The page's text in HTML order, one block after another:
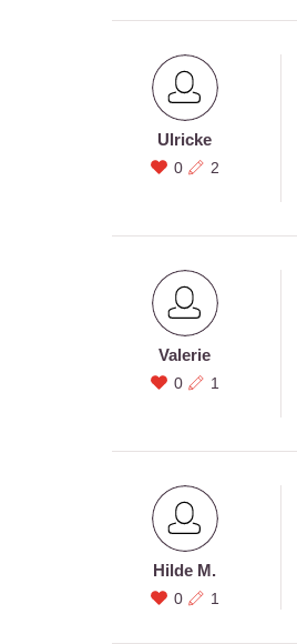
Ulricke
0 2
Valerie
0 1
Hilde M.
0 1